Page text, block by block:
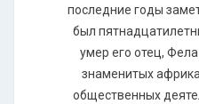
последние годы
был
умер его отец,
знаменитых
общественных